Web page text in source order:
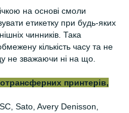
на основі смоли
етикетку при будь-яких
чинників. Така
кількість часу та не
не зважаючи ні на що.
принтерів,
Sato, Avery Denisson,